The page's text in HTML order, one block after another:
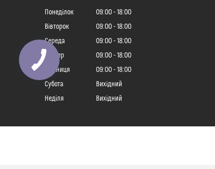
Понеділок 09:00
18:00
Вівторок
09:00
18:00
Середа
09:00
18:00
Четвер
09:00
18:00
Пʼятниця
09:00
18:00
Субота
Вихідний
Неділя
Вихідний